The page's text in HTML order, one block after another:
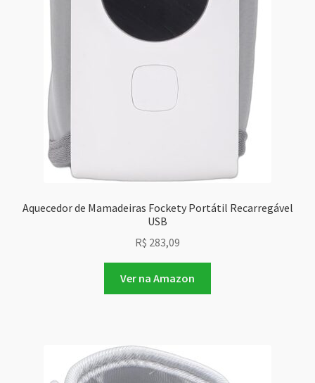
Aquecedor de Mamadeiras Fockety Portátil Recarregável
USB
R$ 283,09
Ver na Amazon